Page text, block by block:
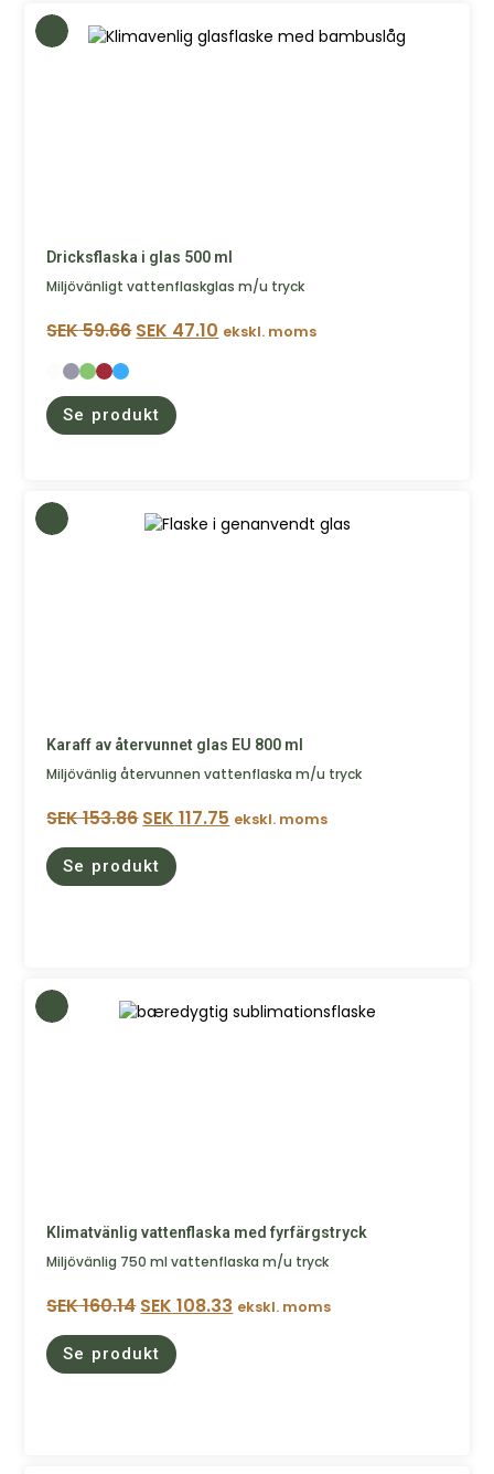
Dricksflaska i glas 500 ml
Miljövänligt vattenflaskglas m/u tryck
SEK59.66 SEK 47.10 ekskl. moms
Se produkt
Karaff av återvunnet glas EU 800 ml
Miljövänlig återvunnen vattenflaska m/u tryck
SEK153.86 SEK 117.75 ekskl. moms
Se produkt
Klimatvänlig vattenflaska med fyrfärgstryck
Miljövänlig 750 ml vattenflaska m/u tryck
SEK160.14 SEK 108.33 ekskl. moms
Se produkt